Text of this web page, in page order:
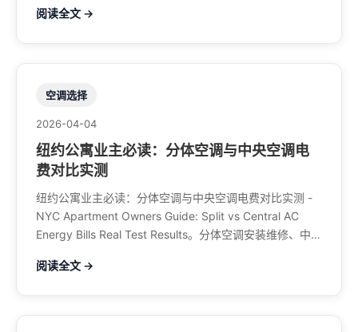
8979
阅读全文 →
空调选择
2026-04-04
纽约公寓业主必读：分体空调与中央空调电
费对比实测
纽约公寓业主必读：分体空调与中央空调电费对比实测 -
NYC Apartment Owners Guide: Split vs Central AC
Energy Bills Real Test Results。分体空调安装维修、中央
电话：929-708-8979
阅读全文 →